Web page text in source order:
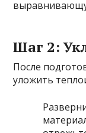
Шаг 2:
После
уложить